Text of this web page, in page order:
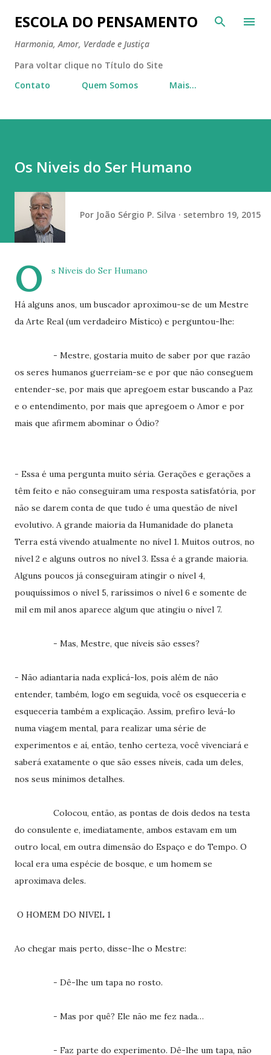
Pular para o conteúdo principal
ESCOLA DO PENSAMENTO
Harmonia, Amor, Verdade e Justiça
Para voltar clique no Título do Site
Contato
Quem Somos Mais…
Os Niveis do Ser Humano
Por João Sérgio P. Silva setembro 19, 2015
O s Niveis do Ser Humano
Há alguns anos, um buscador aproximou-se de um Mestre
da Arte Real (um verdadeiro Místico) e perguntou-lhe:
- Mestre, gostaria muito de saber por que razão
os seres humanos guerreiam-se e por que não conseguem
entender-se, por mais que apregoem estar buscando a Paz
e o entendimento, por mais que apregoem o Amor e por
mais que afirmem abominar o Ódio?
- Essa é uma pergunta muito séria. Gerações e gerações a
têm feito e não conseguiram uma resposta satisfatória, por
não se darem conta de que tudo é uma questão de nível
evolutivo. A grande maioria da Humanidade do planeta
Terra está vivendo atualmente no nível 1. Muitos outros, no
nível 2 e alguns outros no nível 3. Essa é a grande maioria.
Alguns poucos já conseguiram atingir o nível 4,
pouquíssimos o nível 5, raríssimos o nível 6 e somente de
mil em mil anos aparece algum que atingiu o nível 7.
- Mas, Mestre, que níveis são esses?
- Não adiantaria nada explicá-los, pois além de não
entender, também, logo em seguida, você os esqueceria e
esqueceria também a explicação. Assim, prefiro levá-lo
numa viagem mental, para realizar uma série de
experimentos e aí, então, tenho certeza, você vivenciará e
saberá exatamente o que são esses níveis, cada um deles,
nos seus mínimos detalhes.
Colocou, então, as pontas de dois dedos na testa
do consulente e, imediatamente, ambos estavam em um
outro local, em outra dimensão do Espaço e do Tempo. O
local era uma espécie de bosque, e um homem se
aproximava deles.
O HOMEM DO NIVEL 1
Ao chegar mais perto, disse-lhe o Mestre:
- Dê-lhe um tapa no rosto.
- Mas por quê? Ele não me fez nada…
- Faz parte do experimento. Dê-lhe um tapa, não